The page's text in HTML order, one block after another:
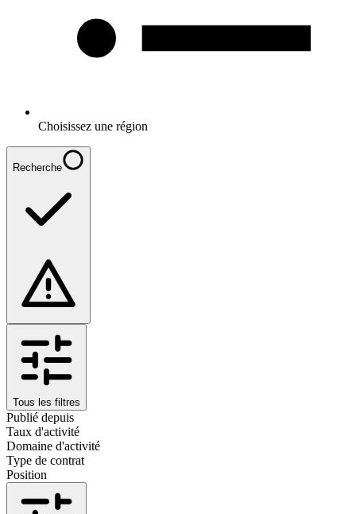
Choisissez une région
Recherche
Tous les filtres
Publié depuis
Taux d'activité
Domaine d'activité
Type de contrat
Position